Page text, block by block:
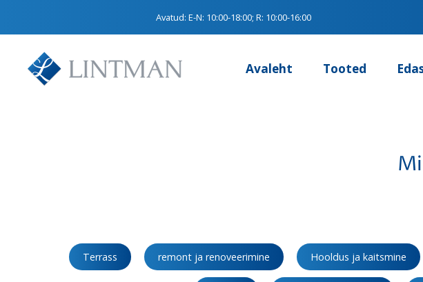
Avatud:E-N: 10:00-18:00; R: 10:00-16:00
Avaleht Tooted
Terrass remont ja renoveerimine Hooldus ja kaitsmine